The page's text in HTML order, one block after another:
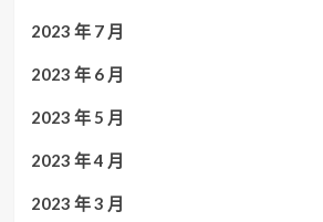
2023 年 7 月
2023 年 6 月
2023 年 5 月
2023 年 4 月
2023 年 3 月